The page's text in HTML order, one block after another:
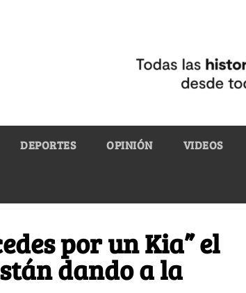
DEPORTES OPINIÓN VIDEOS
por un Kia” el
dando a la